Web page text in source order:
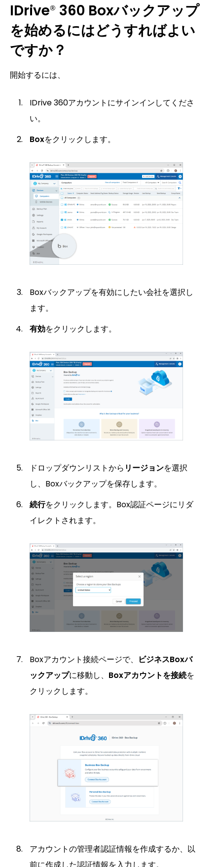
IDrive® 360 Boxバックアップ
を始めるにはどうすればよい
ですか？
開始するには、
IDrive 360アカウントにサインインしてくださ
い。
Boxをクリックします。
Boxバックアップを有効にしたい会社を選択し
ます。
有効をクリックします。
ドロップダウンリストから リージョンを選択
し、Boxバックアップを保存します。
続行をクリックします。Box認証ページにリダ
イレクトされます。
Boxアカウント接続ページで、
ビジネスBoxバ
ックアップに移動し、 Boxアカウントを接続を
クリックします。
アカウントの管理者認証情報を作成するか、以